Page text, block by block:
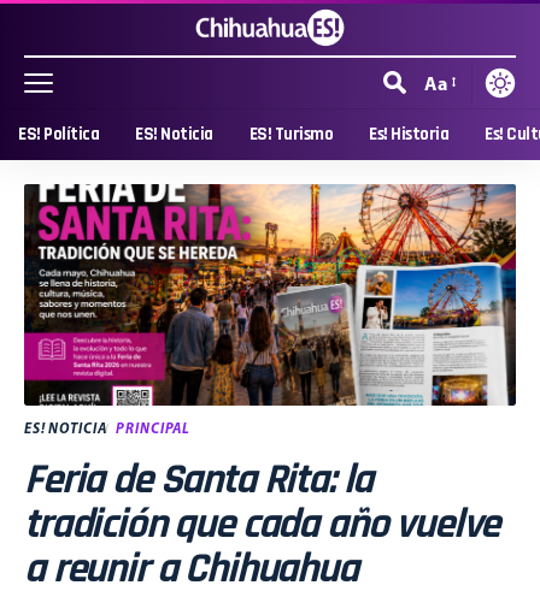
Aa
ES! Política ES! Noticia ES! Turismo Es! Historia Es!
ES! NOTICIA PRINCIPAL
Feria de Santa Rita: la
tradición que cada año vuelve
a reunir a Chihuahua